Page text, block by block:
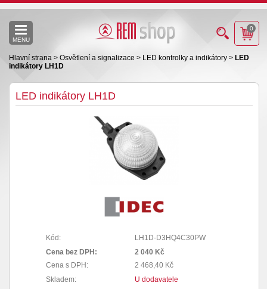
MENU
0
Hlavní strana > Osvětlení a signalizace > LED kontrolky a indikátory > LED
indikátory LH1D
LED indikátory LH1D
Kód:
LH1D-D3HQ4C30PW
Cena bez DPH:
2 040 Kč
Cena s DPH:
2 468,40 Kč
Skladem:
U dodavatele